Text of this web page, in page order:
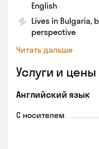
English
Lives in Bulgaria,
perspective
Читать дальше
Услуги и цены
Английский язык
С носителем